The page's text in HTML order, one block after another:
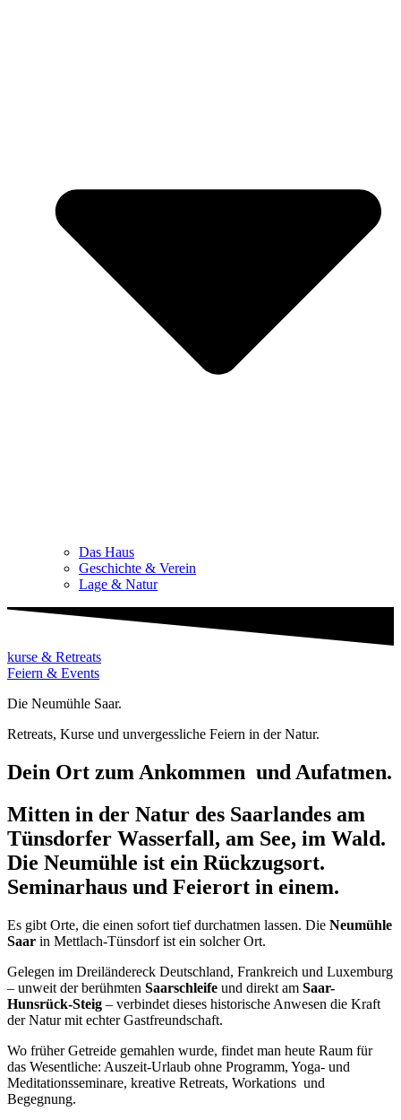
Das Haus
Geschichte & Verein
Lage & Natur
kurse & Retreats
Feiern & Events
Die Neumühle Saar.
Retreats, Kurse und unvergessliche Feiern in der Natur.
Dein Ort zum Ankommen und Aufatmen.
Mitten in der Natur des Saarlandes am
Tünsdorfer Wasserfall, am See, im Wald.
Die Neumühle ist ein Rückzugsort.
Seminarhaus und Feierort in einem.
Es gibt Orte, die einen sofort tief durchatmen lassen. Die Neumühle
Saar in Mettlach-Tünsdorf ist ein solcher Ort.
Gelegen im Dreiländereck Deutschland, Frankreich und Luxemburg
– unweit der berühmten Saarschleife und direkt am Saar-
Hunsrück-Steig – verbindet dieses historische Anwesen die Kraft
der Natur mit echter Gastfreundschaft.
Wo früher Getreide gemahlen wurde, findet man heute Raum für
das Wesentliche: Auszeit-Urlaub ohne Programm, Yoga- und
Meditationsseminare, kreative Retreats, Workations und
Begegnung.